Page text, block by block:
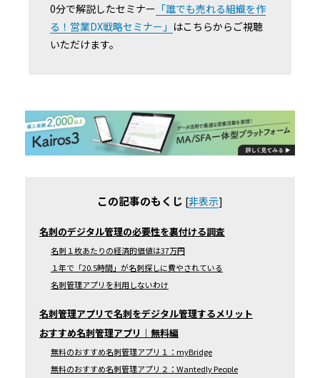
0分で解説したセミナー 「誰でも売れる組織を作
る！営業DX戦略セミナー」 はこちらからご視聴
いただけます。
この記事のもくじ [非表示]
名刺のデジタル管理の必要性を裏付ける調査
名刺１枚あたりの経済的価値は37万円
１年で「20.5時間」が名刺探しに費やされている
名刺管理アプリを利用しないわけ
名刺管理アプリで名刺をデジタル管理するメリット
おすすめ名刺管理アプリ｜無料編
無料のおすすめ名刺管理アプリ１：myBridge
無料のおすすめ名刺管理アプリ２：Wantedly People